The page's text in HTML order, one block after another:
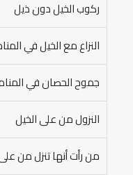
ركوب الخيل دون ذيل
النزاع مع الخيل في
جموح الحصان في
النزول من على الخيل
من رأت أنها تنزل من